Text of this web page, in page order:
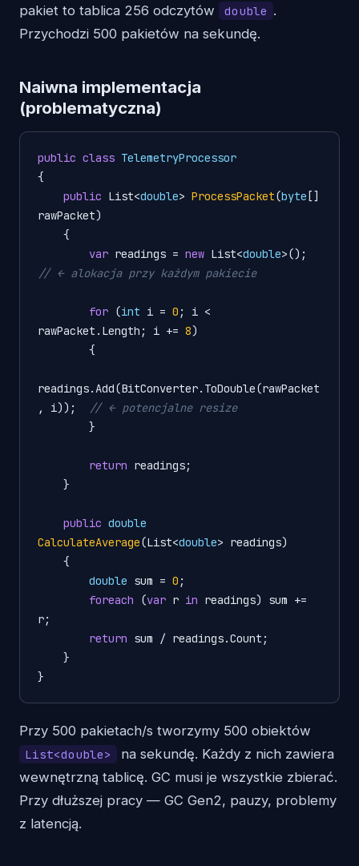
pakiet to tablica 256 odczytów double .
Przychodzi 500 pakietów na sekundę.
Naiwna implementacja
(problematyczna)
public class TelemetryProcessor
{
public List<double> ProcessPacket(byte []
rawPacket)
var readings = new List<double
// ← alokacja przy każdym pakiecie
for (int i = 0 ; i <
rawPacket.Length; i += 8)
readings.Add(BitConverter.ToDouble(rawPacket
, i));
// ← potencjalne resize
return readings;
public double
CalculateAverage(List<double> readings)
double sum = 0 ;
foreach (var r in readings) sum +=
r;
return sum / readings.Count;
Przy 500 pakietach/s tworzymy 500 obiektów
List<double>
na sekundę. Każdy z nich zawiera
wewnętrzną tablicę. GC musi je wszystkie zbierać.
Przy dłuższej pracy — GC Gen2, pauzy, problemy
z latencją.